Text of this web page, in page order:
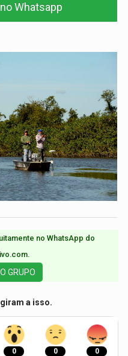
Whatsapp
no WhatsApp do
GRUPO
a isso.
0 0 0